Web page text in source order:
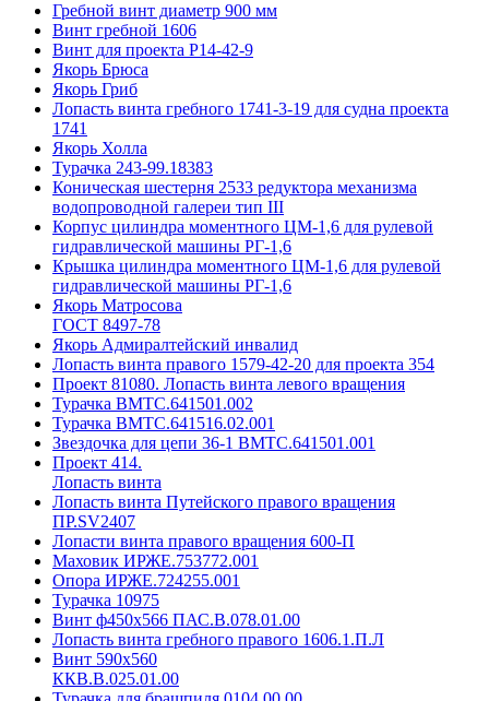
Гребной винт диаметр 900 мм
Винт гребной 1606
Винт для проекта Р14-42-9
Якорь Брюса
Якорь Гриб
Лопасть винта гребного 1741-3-19 для судна проекта
1741
Якорь Холла
Турачка 243-99.18383
Коническая шестерня 2533 редуктора механизма
водопроводной галереи тип III
Корпус цилиндра моментного ЦМ-1,6 для рулевой
гидравлической машины РГ-1,6
Крышка цилиндра моментного ЦМ-1,6 для рулевой
гидравлической машины РГ-1,6
Якорь Матросова
ГОСТ 8497-78
Якорь Адмиралтейский инвалид
Лопасть винта правого 1579-42-20 для проекта 354
Проект 81080. Лопасть винта левого вращения
Турачка ВМТС.641501.002
Турачка ВМТС.641516.02.001
Звездочка для цепи 36-1 ВМТС.641501.001
Проект 414.
Лопасть винта
Лопасть винта Путейского правого вращения
ПР.SV2407
Лопасти винта правого вращения 600-П
Маховик ИРЖЕ.753772.001
Опора ИРЖЕ.724255.001
Турачка 10975
Винт ф450х566 ПАС.В.078.01.00
Лопасть винта гребного правого 1606.1.П.Л
Винт 590х560
ККВ.В.025.01.00